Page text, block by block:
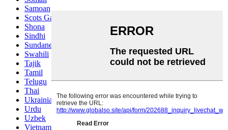
Samoan
Scots Gaelic
Shona
Sindhi
Sundanese
Swahili
Tajik
Tamil
Telugu
Thai
Ukrainian
Urdu
Uzbek
Vietnamese